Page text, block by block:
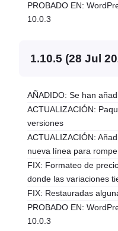
PROBADO EN:
10.0.3
1.10.5 (28 Jul
AÑADIDO: Se han
ACTUALIZACIÓN:
versiones
ACTUALIZACIÓN:
nueva línea para
FIX: Formateo de
donde las variaciones
FIX: Restauradas
PROBADO EN:
10.0.3